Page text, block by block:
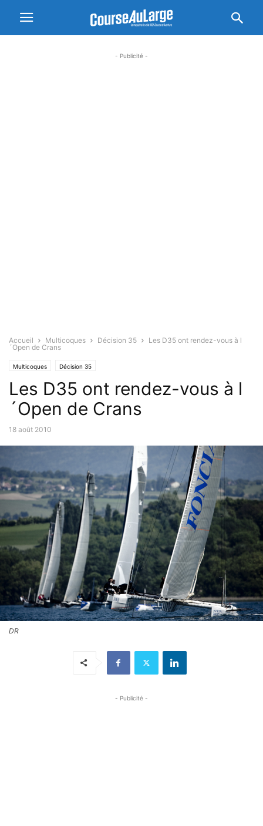
- Publicité -
Accueil Multicoques Décision 35
Les D35 ont rendez-vous à l
´Open de Crans
Multicoques Décision 35
Les D35 ont rendez-vous à l
´Open de Crans
18 août 2010
DR
- Publicité -